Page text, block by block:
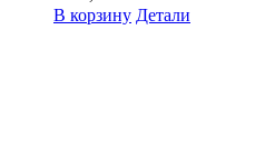
В корзину Детали